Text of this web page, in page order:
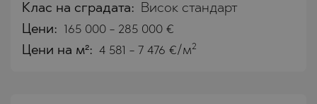
Клас на сградата: Висок стандарт
Цени: 165 000 - 285 000 €
Цени на м²: 4 581 - 7 476 €/м2